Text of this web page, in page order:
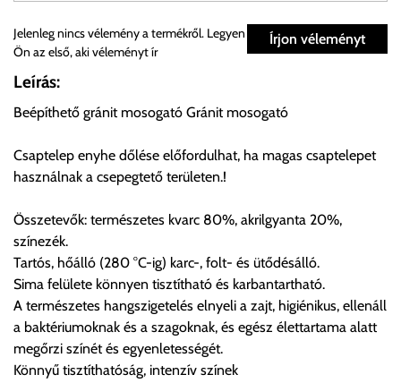
Személyes átvétel:
Önnek lehetősége van rendelését a beérkezést követően
ingyenesen átvenni Budapesti Cégcsoportunk Stúdiójában
előre egyeztetett időpontban.
Cím:1133 Budapest, Váci út 100.
Szállítási díjak:
Az oldalunkon rendelés esetén, amennyiben szállítást is kér,
úgy esetenként több lehetőséget ajánl fel a program. Kérjük, a
vásárolt árú figyelembevételével az önnek megfelelő szállítási
költséget válassza ki.
Amennyiben nem biztos választásában, vagy a program
automatikusan nem ajánl fel szállítási költséget, úgy válassza
a 0.- forintos szállítást, kollégáink megvizsgálják a vásárolt
Írjon véleményt
Jelenleg nincs vélemény a termékről. Legyen
Ön az első, aki véleményt ír
Leírás:
Beépíthető gránit mosogató Gránit mosogató
Csaptelep enyhe dőlése előfordulhat, ha magas csaptelepet
használnak a csepegtető területen.!
Összetevők: természetes kvarc 80%, akrilgyanta 20%,
színezék.
Tartós, hőálló (280 °C-ig) karc-, folt- és ütődésálló.
Sima felülete könnyen tisztítható és karbantartható.
A természetes hangszigetelés elnyeli a zajt, higiénikus, ellenáll
a baktériumoknak és a szagoknak, és egész élettartama alatt
megőrzi színét és egyenletességét.
Könnyű tisztíthatóság, intenzív színek